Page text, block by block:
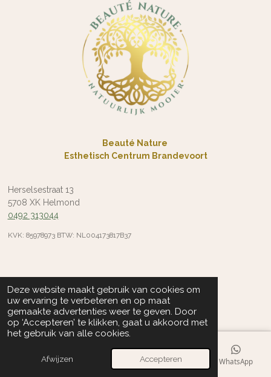
Deze website maakt gebruik van cookies om
uw ervaring te verbeteren en op maat
gemaakte advertenties weer te geven. Door
op ‘Accepteren’ te klikken, gaat u akkoord met
het gebruik van alle cookies.
Afwijzen Accepteren
Beauté Nature
Esthetisch Centrum Brandevoort
Herselsestraat 13
5708 XK Helmond
0492 313044
KVK: 85978973 BTW: NL004173817B37
E-mailadres Telefoonnummer Kaart WhatsApp